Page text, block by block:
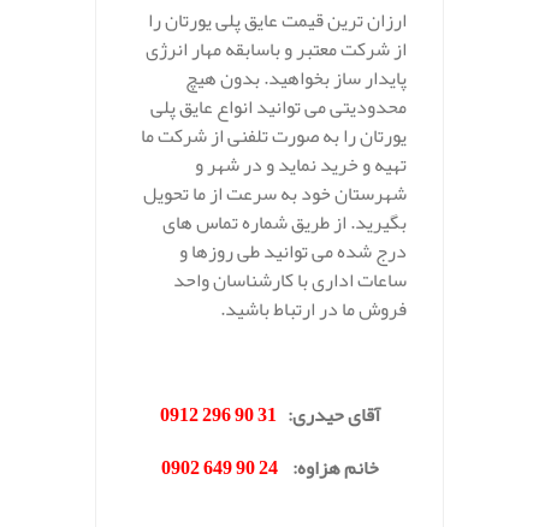
ارزان ترین قیمت عایق پلی یورتان را
از شرکت معتبر و باسابقه مهار انرژی
پایدار ساز بخواهید. بدون هیچ
محدودیتی می توانید انواع عایق پلی
یورتان را به صورت تلفنی از شرکت ما
تهیه و خرید نماید و در شهر و
شهرستان خود به سرعت از ما تحویل
بگیرید. از طریق شماره تماس های
درج شده می توانید طی روزها و
ساعات اداری با کارشناسان واحد
فروش ما در ارتباط باشید.
آقای حیدری:
31 90 296 0912
خانم هزاوه:
24 90 649 0902